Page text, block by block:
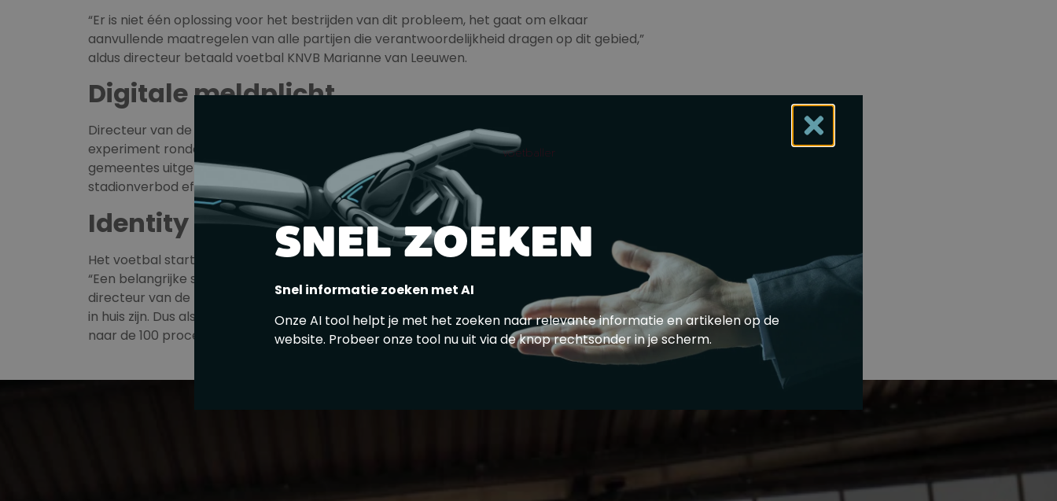
“Er is niet één oplossing voor het bestrijden van dit probleem, het gaat om elkaar
aanvullende maatregelen van alle partijen die verantwoordelijkheid dragen op dit gebied,”
aldus directeur betaald voetbal KNVB Marianne van Leeuwen.
Digitale meldplicht
Directeur van de Eredivisie Jan de Jong laat weten enorm blij te zijn met de start van het
experiment rondom de
. Dit wordt momenteel bij de eerste drie
gemeentes uitgerold. “Dit zorgt ervoor dat wij samen met de politie, mensen met een
stadionverbod effectief buiten de stadions kunnen houden”, aldus De Jong
Identity based acces
Het voetbal start zelf met de uitrol vanidentity based accessbij drie verschillende clubs.
“Een belangrijke stap om de gastvrijheid en veiligheid in de stadions te verhogen”, zegt
directeur van de Keuken Kampioen Divisie, Marc Boel. Een club weet hiermee precies wie er
in huis zijn. Dus als je je misdraagt, dan is de pakkans nog hoger dan die nu al is. Die gaat dan
naar de 100 procent.”
voetballer
SNEL ZOEKEN
Snel informatie zoeken met AI
Onze AI tool helpt je met het zoeken naar relevante informatie en artikelen op de
website. Probeer onze tool nu uit via de knop rechtsonder in je scherm.